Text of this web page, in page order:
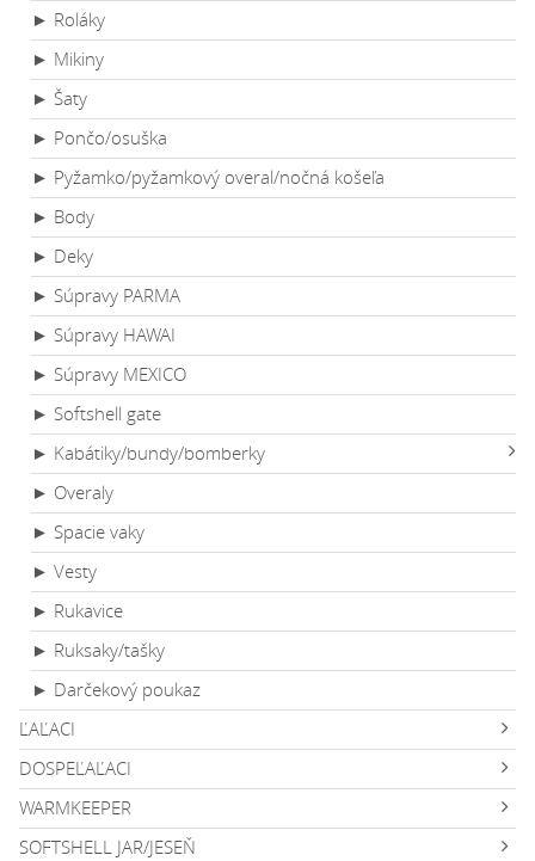
► Roláky
► Mikiny
► Šaty
► Pončo/osuška
► Pyžamko/pyžamkový overal/nočná košeľa
► Body
► Deky
► Súpravy PARMA
► Súpravy HAWAI
► Súpravy MEXICO
► Softshell gate
► Kabátiky/bundy/bomberky
► Overaly
► Spacie vaky
► Vesty
► Rukavice
► Ruksaky/tašky
► Darčekový poukaz
ĽAĽACI
DOSPEĽAĽACI
WARMKEEPER
SOFTSHELL JAR/JESEŇ